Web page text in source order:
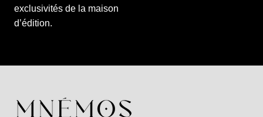
exclusivités de la maison
d’édition.